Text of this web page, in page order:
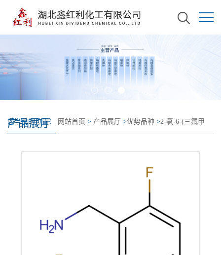
产品展厅
您当前的位置： 网站首页 > 产品展厅 >优势品种 >2-氯-6-(三氟甲